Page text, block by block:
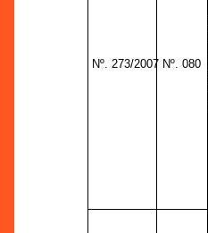
Nº. 273/2007 Nº. 080